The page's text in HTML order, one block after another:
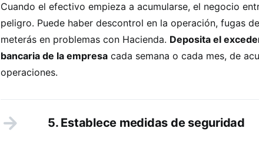
Cuando el efectivo empieza a acumularse, el negocio
peligro. Puede haber descontrol en la operación, fugas
meterás en problemas con Hacienda. Deposita el
bancaria de la empresa cada semana o cada mes, de
operaciones.
5. Establece medidas de seguridad